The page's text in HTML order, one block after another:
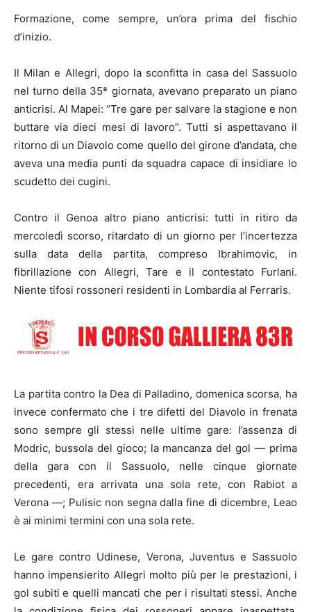
Formazione, come sempre, un’ora prima del fischio
d’inizio.
Il Milan e Allegri, dopo la sconfitta in casa del Sassuolo
nel turno della 35ª giornata, avevano preparato un piano
anticrisi. Al Mapei: “Tre gare per salvare la stagione e non
buttare via dieci mesi di lavoro”. Tutti si aspettavano il
ritorno di un Diavolo come quello del girone d’andata, che
aveva una media punti da squadra capace di insidiare lo
scudetto dei cugini.
Contro il Genoa altro piano anticrisi: tutti in ritiro da
mercoledì scorso, ritardato di un giorno per l’incertezza
sulla data della partita, compreso Ibrahimovic, in
fibrillazione con Allegri, Tare e il contestato Furlani.
Niente tifosi rossoneri residenti in Lombardia al Ferraris.
La partita contro la Dea di Palladino, domenica scorsa, ha
invece confermato che i tre difetti del Diavolo in frenata
sono sempre gli stessi nelle ultime gare: l’assenza di
Modric, bussola del gioco; la mancanza del gol — prima
della gara con il Sassuolo, nelle cinque giornate
precedenti, era arrivata una sola rete, con Rabiot a
Verona —; Pulisic non segna dalla fine di dicembre, Leao
è ai minimi termini con una sola rete.
Le gare contro Udinese, Verona, Juventus e Sassuolo
hanno impensierito Allegri molto più per le prestazioni, i
gol subiti e quelli mancati che per i risultati stessi. Anche